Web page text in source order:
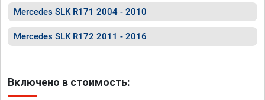
Mercedes SLK R171 2004 - 2010
Mercedes SLK R172 2011 - 2016
Включено в стоимость: